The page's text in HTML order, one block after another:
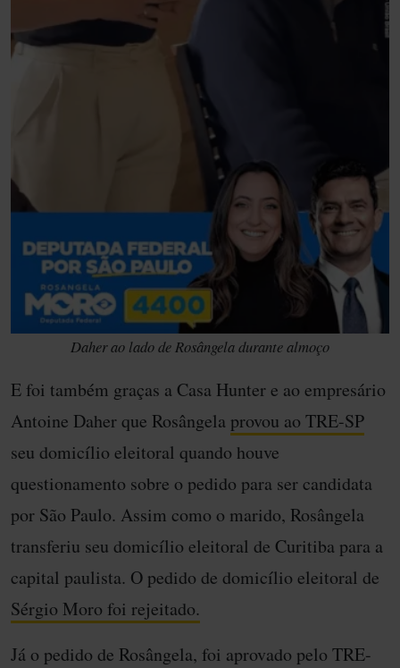
Daher ao lado de Rosângela durante almoço
E foi também graças a Casa Hunter e ao empresário
Antoine Daher que Rosângela provou ao TRE-SP
seu domicílio eleitoral quando houve
questionamento sobre o pedido para ser candidata
por São Paulo. Assim como o marido, Rosângela
transferiu seu domicílio eleitoral de Curitiba para a
capital paulista. O pedido de domicílio eleitoral de
Sérgio Moro foi rejeitado.
Já o pedido de Rosângela, foi aprovado pelo TRE-